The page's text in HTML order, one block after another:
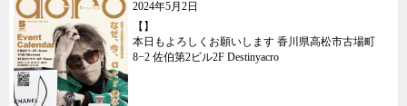
2024年5月2日
【】
本日もよろしくお願いします 香川県高松市古場町
8−2 佐伯第2ビル2F Destinyacro